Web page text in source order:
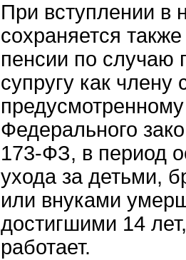
При вступлении в
сохраняется
пенсии по случаю
супругу как члену
Федерального
173-ФЗ, в период
ухода за детьми,
или внуками
достигшими 14
работает.